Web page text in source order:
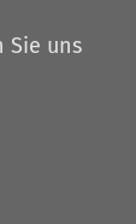
Sie uns